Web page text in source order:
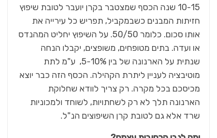
10-15 שנה הכסף שמצטבר בקרן יועבר לטובת שיפוץ
חזיתות המבנים כשבמקביל, תפריש כל עירייה את
אותו סכום. כלומר 50/50. על השיפוץ יחליט המהנדס
או ועדה. בתים מטופחים, משופצים, יקבלו הנחה
שנתית על הארנונה של בין 5-10%, ע"מ לתת
מוטיבציה לעניין ליתרת הקהילה. הכסף הזה כבר יוצא
מכיסכם בכל מקרה. רק צריך לוודא שחלוקת
הארנונה תלך לא רק לשחתויות, לשוחד ולמכוניות
שרד אלא גם לטובת קרן השיפוצים הנ"ל.